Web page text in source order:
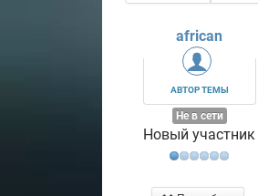
african
АВТОР ТЕМЫ
Не в сети
Новый участник